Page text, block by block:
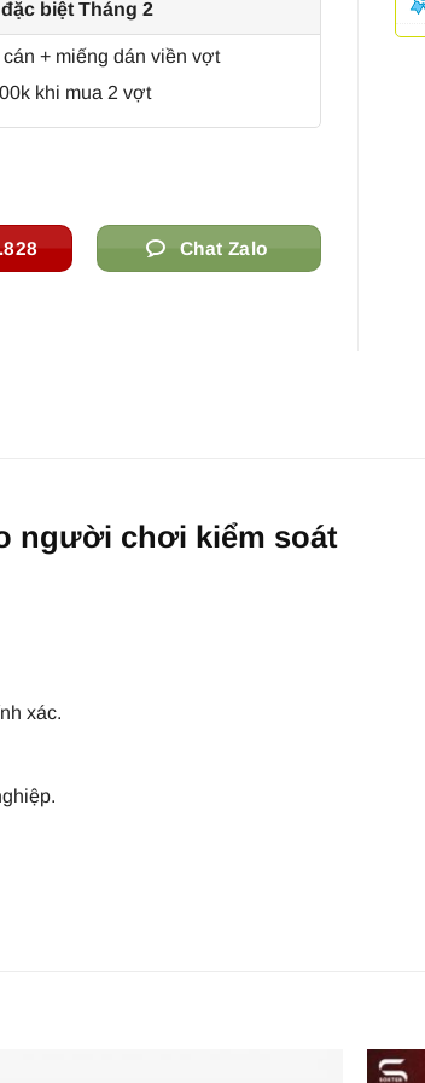
biệt Tháng 2
+ miếng dán viền vợt
khi mua 2 vợt
Chat Zalo
người chơi kiểm soát
xác.